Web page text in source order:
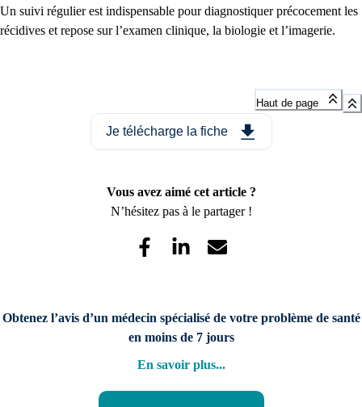
Un suivi régulier est indispensable pour diagnostiquer précocement les
récidives et repose sur l’examen clinique, la biologie et l’imagerie.
Haut de page
Je télécharge la fiche
Vous avez aimé cet article ?
N’hésitez pas à le partager !
Obtenez l’avis d’un médecin spécialisé de votre problème de santé
en moins de 7 jours
En savoir plus...